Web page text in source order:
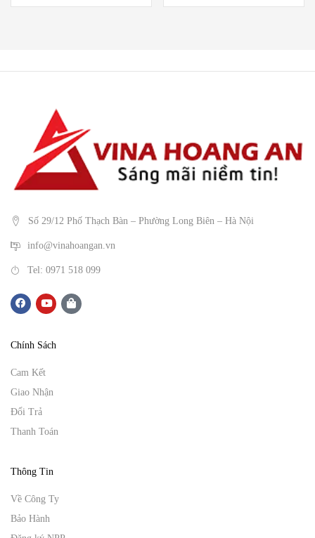
Số 29/12 Phố Thạch Bàn – Phường Long Biên – Hà Nội
info@vinahoangan.vn
Tel: 0971 518 099
Chính Sách
Cam Kết
Giao Nhận
Đổi Trả
Thanh Toán
Thông Tin
Về Công Ty
Bảo Hành